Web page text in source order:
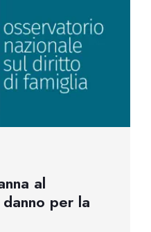
al
per la